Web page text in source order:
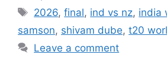
Tags
2026,final, ind vs nz, india
samson, shivam dube, t20
Leave a comment